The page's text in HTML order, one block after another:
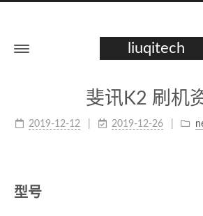
liuqitech
斐讯K2 刷机
2019-12-12 2019-12-26
型号